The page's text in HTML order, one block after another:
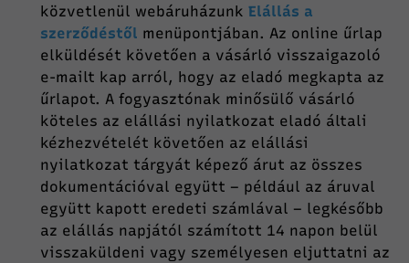
közvetlenül webáruházunk Elállás a
szerződéstől menüpontjában. Az online űrlap
elküldését követően a vásárló visszaigazoló
e-mailt kap arról, hogy az eladó megkapta az
űrlapot. A fogyasztónak minősülő vásárló
köteles az elállási nyilatkozat eladó általi
kézhezvételét követően az elállási
nyilatkozat tárgyát képező árut az összes
dokumentációval együtt – például az áruval
együtt kapott eredeti számlával – legkésőbb
az elállás napjától számított 14 napon belül
visszaküldeni vagy személyesen eljuttatni az